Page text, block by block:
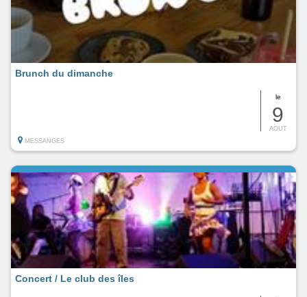
le
9
AOUT
Brunch du dimanche
MESSANGES
Concert / Le club des îles